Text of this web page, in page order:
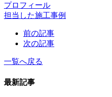
プロフィール
担当した施工事例
前の記事
次の記事
一覧へ戻る
最新記事